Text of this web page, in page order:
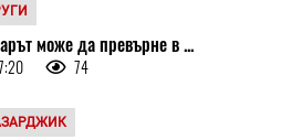
може да превърне в ...
74